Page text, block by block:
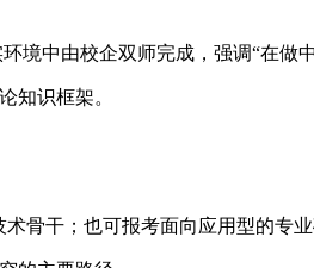
境中由校企双师完成，强调“在做中
知识框架。
骨干；也可报考面向应用型的专业